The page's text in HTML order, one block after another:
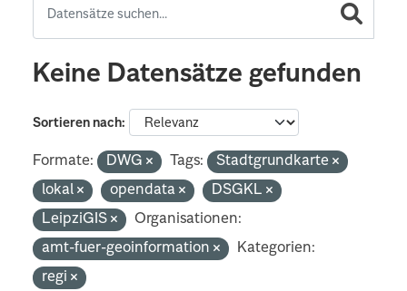
Keine Datensätze gefunden
Sortieren nach
Formate: DWG Tags:
Stadtgrundkarte
lokal
opendata
DSGKL
LeipziGIS
Organisationen:
amt-fuer-geoinformation
Kategorien:
regi